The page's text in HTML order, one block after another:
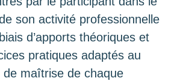
son activité professionnelle
d’apports théoriques et
pratiques adaptés au
de maîtrise de chaque